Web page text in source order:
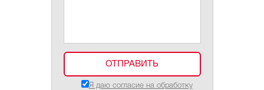
Я даю согласие на обработку